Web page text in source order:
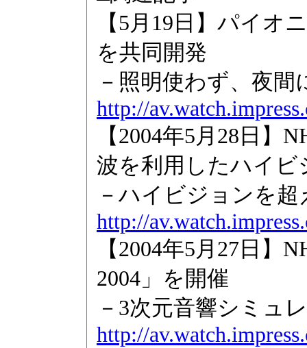
【5月19日】パイオ
を共同開発
－照明使わず、夜
http://
【2004年5月28日】
波を利用したハイ
－ハイビジョンを
http://
【2004年5月27日】
2004」を開催
－3次元音響シミュ
http://